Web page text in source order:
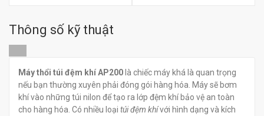
0đ
Thông số kỹ thuật
Máy thổi túi đệm khí AP200 là chiếc máy khá là quan trọng
nếu bạn thường xuyên phải đóng gói hàng hóa. Máy sẽ bơm
khí vào những túi nilon để tạo ra lớp đệm khí bảo vệ an toàn
cho hàng hóa. Có nhiều loại túi đệm khívới hình dạng và kích